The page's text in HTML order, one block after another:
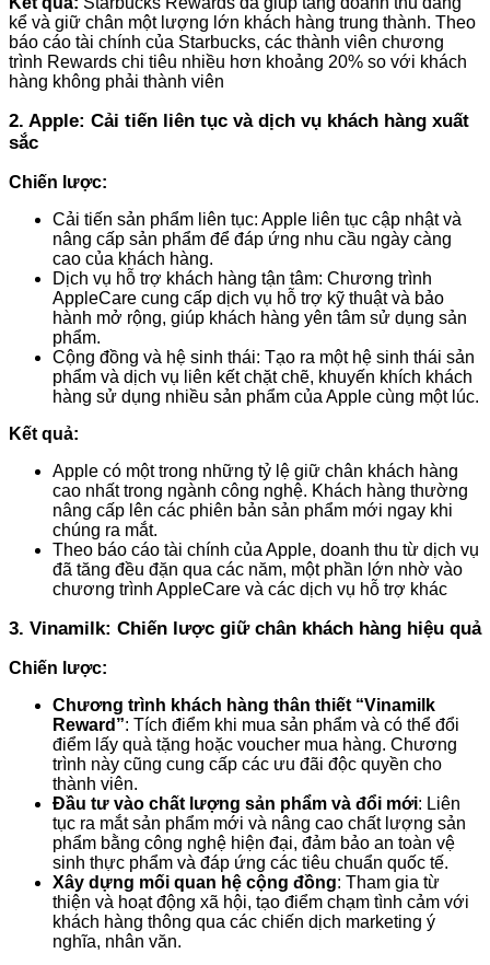
kể và giữ chân một lượng lớn khách hàng trung thành. Theo
báo cáo tài chính của Starbucks, các thành viên chương
trình Rewards chi tiêu nhiều hơn khoảng 20% so với khách
hàng không phải thành viên
2. Apple: Cải tiến liên tục và dịch vụ khách hàng xuất
sắc
Chiến lược:
Cải tiến sản phẩm liên tục: Apple liên tục cập nhật và
nâng cấp sản phẩm để đáp ứng nhu cầu ngày càng
cao của khách hàng.
Dịch vụ hỗ trợ khách hàng tận tâm: Chương trình
AppleCare cung cấp dịch vụ hỗ trợ kỹ thuật và bảo
hành mở rộng, giúp khách hàng yên tâm sử dụng sản
phẩm.
Cộng đồng và hệ sinh thái: Tạo ra một hệ sinh thái sản
phẩm và dịch vụ liên kết chặt chẽ, khuyến khích khách
hàng sử dụng nhiều sản phẩm của Apple cùng một lúc.
Kết quả:
Apple có một trong những tỷ lệ giữ chân khách hàng
cao nhất trong ngành công nghệ. Khách hàng thường
nâng cấp lên các phiên bản sản phẩm mới ngay khi
chúng ra mắt.
Theo báo cáo tài chính của Apple, doanh thu từ dịch vụ
đã tăng đều đặn qua các năm, một phần lớn nhờ vào
chương trình AppleCare và các dịch vụ hỗ trợ khác​
3. Vinamilk: Chiến lược giữ chân khách hàng hiệu quả
Chiến lược:
Chương trình khách hàng thân thiết “Vinamilk
Reward”: Tích điểm khi mua sản phẩm và có thể đổi
điểm lấy quà tặng hoặc voucher mua hàng. Chương
trình này cũng cung cấp các ưu đãi độc quyền cho
thành viên.
Đầu tư vào chất lượng sản phẩm và đổi mới: Liên
tục ra mắt sản phẩm mới và nâng cao chất lượng sản
phẩm bằng công nghệ hiện đại, đảm bảo an toàn vệ
sinh thực phẩm và đáp ứng các tiêu chuẩn quốc tế.
Xây dựng mối quan hệ cộng đồng: Tham gia từ
thiện và hoạt động xã hội, tạo điểm chạm tình cảm với
khách hàng thông qua các chiến dịch marketing ý
nghĩa, nhân văn.